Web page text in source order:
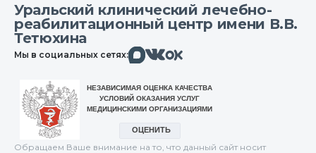
Уральский клинический лечебно-
реабилитационный центр имени В.В.
Тетюхина
Мы в социальных сетях:МаксВконтактеОдноклассники
Обращаем Ваше внимание на то, что данный сайт носит